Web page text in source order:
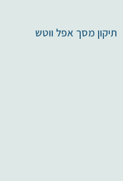
תיקון מסך אפל ווטש